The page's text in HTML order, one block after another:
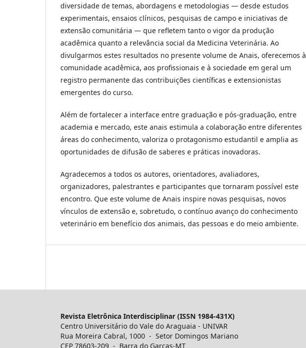
diversidade de temas, abordagens e metodologias — desde estudos
experimentais, ensaios clínicos, pesquisas de campo e iniciativas de
extensão comunitária — que refletem tanto o vigor da produção
acadêmica quanto a relevância social da Medicina Veterinária. Ao
divulgarmos estes resultados no presente volume de Anais, oferecemos à
comunidade acadêmica, aos profissionais e à sociedade em geral um
registro permanente das contribuições científicas e extensionistas
emergentes do curso.
Além de fortalecer a interface entre graduação e pós-graduação, entre
academia e mercado, este anais estimula a colaboração entre diferentes
áreas do conhecimento, valoriza o protagonismo estudantil e amplia as
oportunidades de difusão de saberes e práticas inovadoras.
Agradecemos a todos os autores, orientadores, avaliadores,
organizadores, palestrantes e participantes que tornaram possível este
encontro. Que este volume de Anais inspire novas pesquisas, novos
vínculos de extensão e, sobretudo, o contínuo avanço do conhecimento
veter­inário em benefício dos animais, das pessoas e do meio ambiente.
Revista Eletrônica Interdisciplinar (ISSN 1984-431X)
Centro Universitário do Vale do Araguaia - UNIVAR
Rua Moreira Cabral, 1000 - Setor Domingos Mariano
CEP 78603-209 - Barra do Garças-MT